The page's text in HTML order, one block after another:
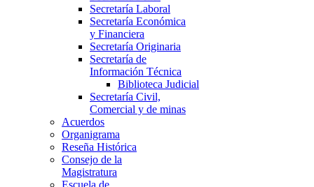
Secretaría Laboral
Secretaría Económica
y Financiera
Secretaría Originaria
Secretaría de
Información Técnica
Biblioteca Judicial
Secretaría Civil,
Comercial y de minas
Acuerdos
Organigrama
Reseña Histórica
Consejo de la
Magistratura
Escuela de